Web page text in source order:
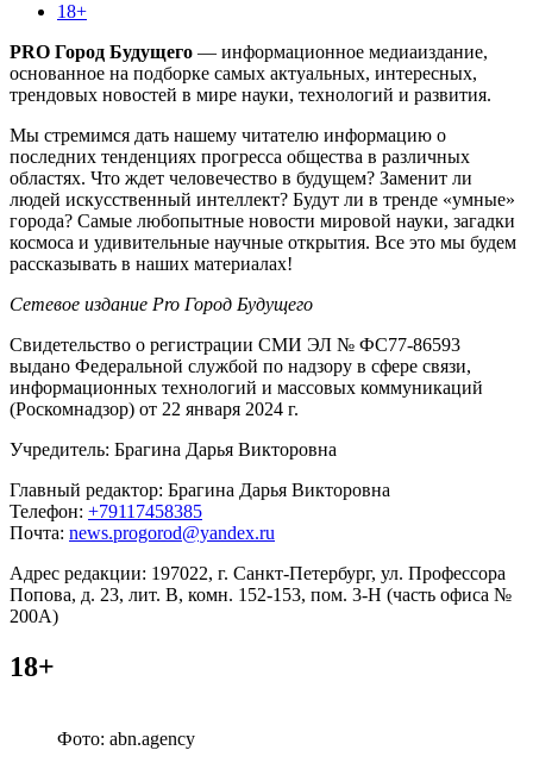
18+
PRO Город Будущего — информационное медиаиздание,
основанное на подборке самых актуальных, интересных,
трендовых новостей в мире науки, технологий и развития.
Мы стремимся дать нашему читателю информацию о
последних тенденциях прогресса общества в различных
областях. Что ждет человечество в будущем? Заменит ли
людей искусственный интеллект? Будут ли в тренде «умные»
города? Самые любопытные новости мировой науки, загадки
космоса и удивительные научные открытия. Все это мы будем
рассказывать в наших материалах!
Сетевое издание Pro Город Будущего
Свидетельство о регистрации СМИ ЭЛ № ФС77-86593
выдано Федеральной службой по надзору в сфере связи,
информационных технологий и массовых коммуникаций
(Роскомнадзор) от 22 января 2024 г.
Учредитель: Брагина Дарья Викторовна
Главный редактор: Брагина Дарья Викторовна
Телефон: +79117458385
Почта: news.progorod@yandex.ru
Адрес редакции: 197022, г. Санкт-Петербург, ул. Профессора
Попова, д. 23, лит. В, комн. 152-153, пом. 3-Н (часть офиса №
200А)
18+
Фото: abn.agency